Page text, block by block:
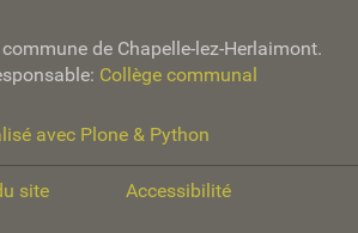
de Chapelle-lez-Herlaimont.
Collège communal
avec Plone & Python
site Accessibilité